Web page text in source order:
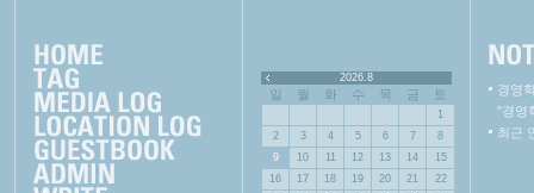
2026.8
일 월 화 수 목 금 토
1
2
3 4 5 6 7
8
9
10 11 12 13 14
15
16
17 18 19 20 21
22
경영
"경영
최근